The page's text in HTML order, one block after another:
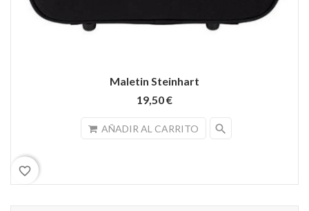
Maletin Steinhart
19,50 €
AÑADIR AL CARRITO search
favorite_border